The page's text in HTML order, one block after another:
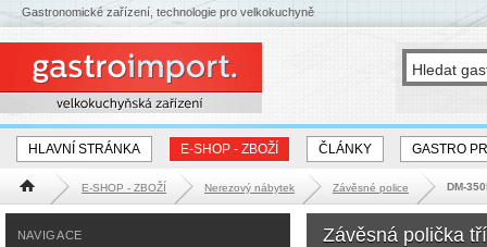
HLAVNÍ STRÁNKA E-SHOP - ZBOŽÍ ČLÁNKY GASTRO
Hlavní stránka E-SHOP - ZBOŽÍ Nerezový nábytek Závěsné police DM-
Závěsná polička
NAVIGACE
Gastronomické zařízení, technologie pro velkokuchyně